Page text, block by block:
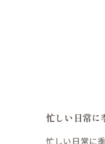
忙しい日常に
忙しい日常に